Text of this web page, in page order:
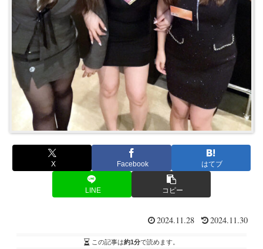
X Facebook はてブ
LINE コピー
2024.11.28 2024.11.30
この記事は約1分で読めます。